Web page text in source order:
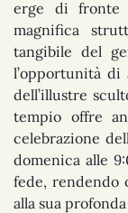
erge di fronte
magnifica
tangibile del
l’opportunità di
dell’illustre
tempio offre
celebrazione
domenica alle
fede, rendendo
alla sua